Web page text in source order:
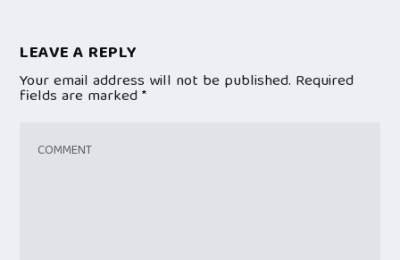
LEAVE A REPLY
Your email address will not be published. Required
fields are marked*